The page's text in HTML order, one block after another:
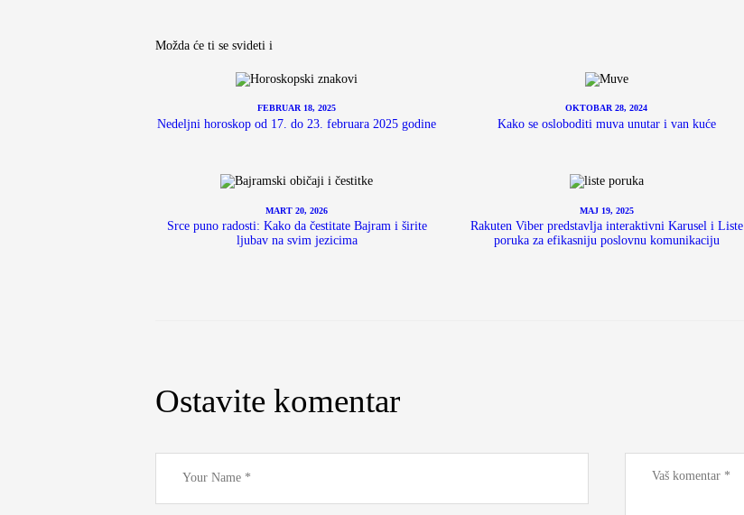
Možda će ti se svideti i
FEBRUAR 18, 2025
Nedeljni horoskop od 17. do 23. februara 2025 godine
OKTOBAR 28, 2024
Kako se osloboditi muva unutar i van kuće
MART 20, 2026
Srce puno radosti: Kako da čestitate Bajram i širite
ljubav na svim jezicima
MAJ 19, 2025
Rakuten Viber predstavlja interaktivni Karusel i Liste
poruka za efikasniju poslovnu komunikaciju
Ostavite komentar